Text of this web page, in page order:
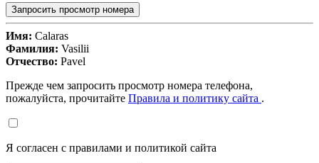
Запросить просмотр номера
Имя: Calaras
Фамилия: Vasilii
Отчество: Pavel
Прежде чем запросить просмотр номера телефона,
пожалуйста, прочитайте Правила и политику сайта .
Я согласен с правилами и политикой сайта